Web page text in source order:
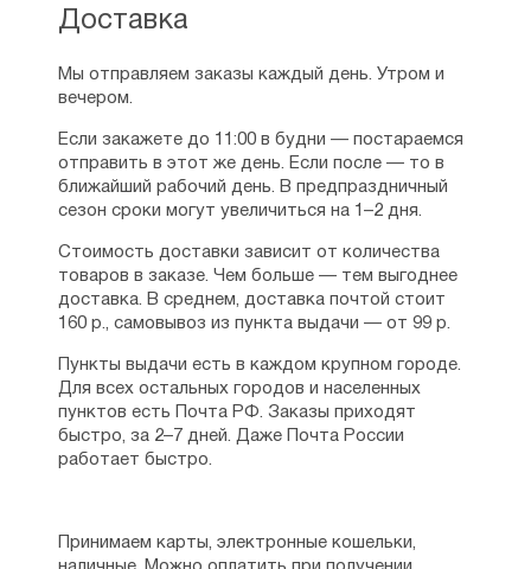
Доставка
Мы отправляем заказы каждый день. Утром и
вечером.
Если закажете до 11:00 в будни — постараемся
отправить в этот же день. Если после — то в
ближайший рабочий день. В предпраздничный
сезон сроки могут увеличиться на 1–2 дня.
Стоимость доставки зависит от количества
товаров в заказе. Чем больше — тем выгоднее
доставка. В среднем, доставка почтой стоит
160 р., самовывоз из пункта выдачи — от 99 р.
Пункты выдачи есть в каждом крупном городе.
Для всех остальных городов и населенных
пунктов есть Почта РФ. Заказы приходят
быстро, за 2–7 дней. Даже Почта России
работает быстро.
Принимаем карты, электронные кошельки,